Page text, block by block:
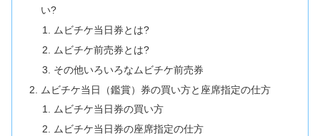
い?
ムビチケ当日券とは?
ムビチケ前売券とは?
その他いろいろなムビチケ前売券
ムビチケ当日（鑑賞）券の買い方と座席指定の仕方
ムビチケ当日券の買い方
ムビチケ当日券の座席指定の仕方